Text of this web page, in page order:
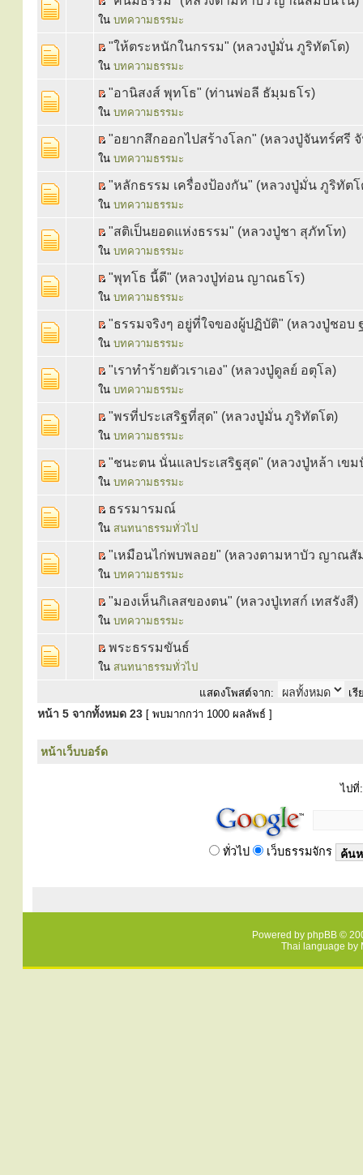
ใน บทความธรรมะ
"ให้ตระหนักในกรรม" (หลวงปู่มั่น ภูริทัตโต)
ใน บทความธรรมะ
"อานิสงส์ พุทโธ" (ท่านพ่อลี ธัมฺมธโร)
ใน บทความธรรมะ
"อยากสึกออกไปสร้างโลก" (หลวงปู่จันทร์ศรี
ใน บทความธรรมะ
"หลักธรรม เครื่องป้องกัน" (หลวงปู่มั่น ภูริทัตโ
ใน บทความธรรมะ
"สติเป็นยอดแห่งธรรม" (หลวงปู่ชา สุภัทโท)
ใน บทความธรรมะ
"พุทโธ นี้ดี" (หลวงปู่ท่อน ญาณธโร)
ใน บทความธรรมะ
"ธรรมจริงๆ อยู่ที่ใจของผู้ปฏิบัติ" (หลวงปู่ชอบ
ใน บทความธรรมะ
"เราทำร้ายตัวเราเอง" (หลวงปู่ดูลย์ อตุโล)
ใน บทความธรรมะ
"พรที่ประเสริฐที่สุด" (หลวงปู่มั่น ภูริทัตโต)
ใน บทความธรรมะ
"ชนะตน นั่นแลประเสริฐสุด" (หลวงปู่หล้า เขม
ใน บทความธรรมะ
ธรรมารมณ์
ใน สนทนาธรรมทั่วไป
"เหมือนไก่พบพลอย" (หลวงตามหาบัว ญาณสั
ใน บทความธรรมะ
"มองเห็นกิเลสของตน" (หลวงปู่เทสก์ เทสรังสี)
ใน บทความธรรมะ
พระธรรมขันธ์
ใน สนทนาธรรมทั่วไป
แสดงโพสต์จาก: เรี
หน้า 5 จากทั้งหมด 23 [ พบมากกว่า 1000 ผลลัพธ์ ]
หน้าเว็บบอร์ด
ไปที่:
ทั่วไป เว็บธรรมจักร
Powered by phpBB ©
Thai language by